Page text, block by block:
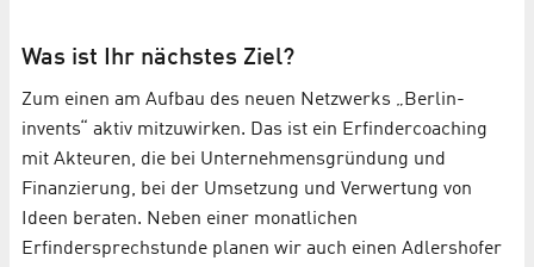
Was ist Ihr nächstes Ziel?
Zum einen am Aufbau des neuen Netzwerks „Berlin-
invents“ aktiv mitzuwirken. Das ist ein Erfindercoaching
mit Akteuren, die bei Unternehmensgründung und
Finanzierung, bei der Umsetzung und Verwertung von
Ideen beraten. Neben einer monatlichen
Erfindersprechstunde planen wir auch einen Adlershofer